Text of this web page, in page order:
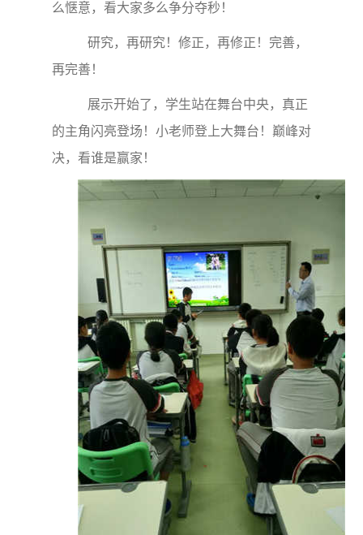
么惬意，看大家多么争分夺秒！
研究，再研究！修正，再修正！完善，
再完善！
展示开始了，学生站在舞台中央，真正
的主角闪亮登场！小老师登上大舞台！巅峰对
决，看谁是赢家！